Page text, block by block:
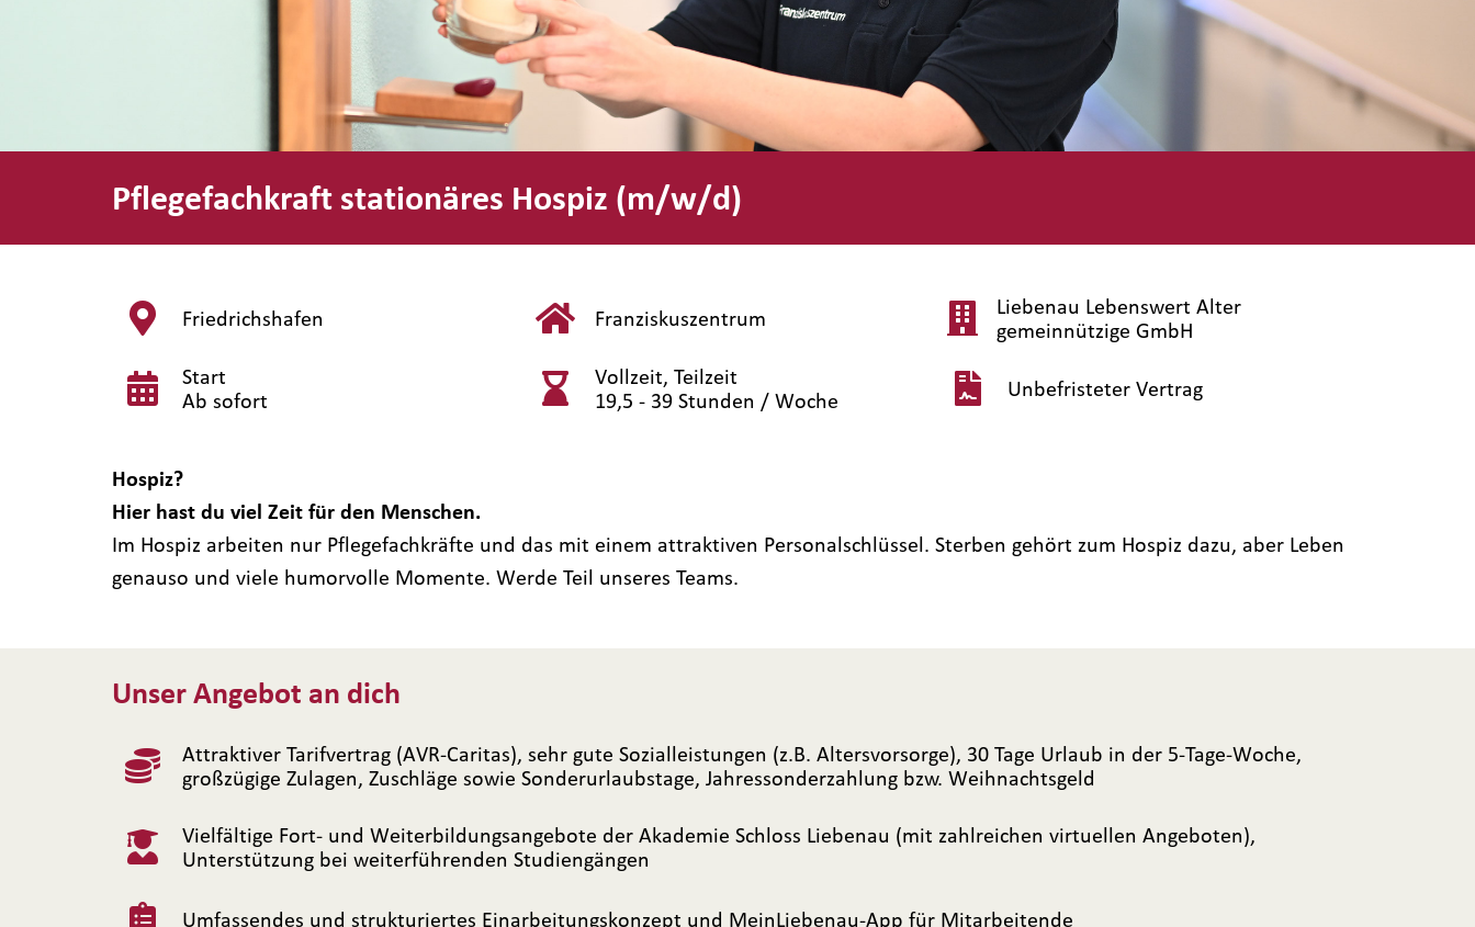
Pflegefachkraft stationäres Hospiz (m/w/d)
Friedrichshafen Franziskuszentrum
Liebenau Lebenswert Alter
gemeinnützige GmbH
Start
Ab sofort
Vollzeit, Teilzeit
19,5 - 39 Stunden / Woche
Unbefristeter Vertrag
Hospiz?
Hier hast du viel Zeit für den Menschen.
Im Hospiz arbeiten nur Pflegefachkräfte und das mit einem attraktiven Personalschlüssel. Sterben gehört zum Hospiz dazu, aber Leben
genauso und viele humorvolle Momente. Werde Teil unseres Teams.
Unser Angebot an dich
Attraktiver Tarifvertrag (AVR-Caritas), sehr gute Sozialleistungen (z.B. Altersvorsorge), 30 Tage Urlaub in der 5-Tage-Woche,
großzügige Zulagen, Zuschläge sowie Sonderurlaubstage, Jahressonderzahlung bzw. Weihnachtsgeld
Vielfältige Fort- und Weiterbildungsangebote der Akademie Schloss Liebenau (mit zahlreichen virtuellen Angeboten),
Unterstützung bei weiterführenden Studiengängen
Umfassendes und strukturiertes Einarbeitungskonzept und MeinLiebenau-App für Mitarbeitende